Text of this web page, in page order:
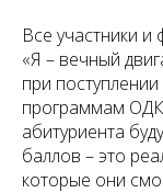
Все участники и
«Я – вечный
при
программам
абитуриента
баллов – это
которые они